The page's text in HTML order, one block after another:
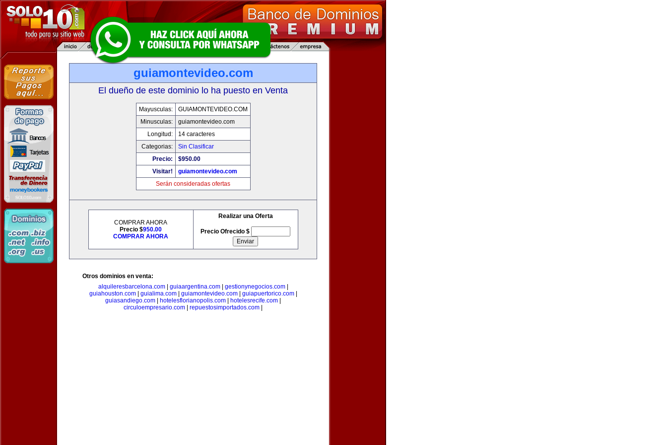
guiamontevideo.com
El dueño de este dominio lo ha puesto en Venta
Mayusculas:
GUIAMONTEVIDEO.COM
Minusculas:
guiamontevideo.com
Longitud:
14 caracteres
Categorias:
Sin Clasificar
Precio:
$950.00
Visitar!
guiamontevideo.com
Serán consideradas ofertas
COMPRAR AHORA
Precio $950.00
COMPRAR AHORA
Realizar una Oferta
Precio Ofrecido $
Otros dominios en venta:
alquileresbarcelona.com| guiaargentina.com| gestionynegocios.com|
guiahouston.com| guialima.com| guiamontevideo.com| guiapuertorico.com|
guiasandiego.com
hotelesflorianopolis.com hotelesrecife.com
circuloempresario.com
repuestosimportados.com